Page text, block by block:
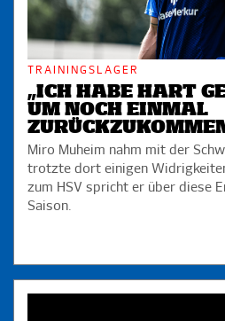
TRAININGSLAGER
„ICH HABE HART
UM NOCH EINMAL
Miro Muheim nahm mit der
trotzte dort einigen
zum HSV spricht er über diese
Saison.